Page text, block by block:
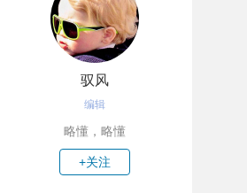
驭风
编辑
略懂，略懂
+关注